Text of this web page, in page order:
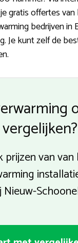
gratis offertes
bedrijven in
Je kunt zelf de
vergelijken?
prijzen van
Nieuw-